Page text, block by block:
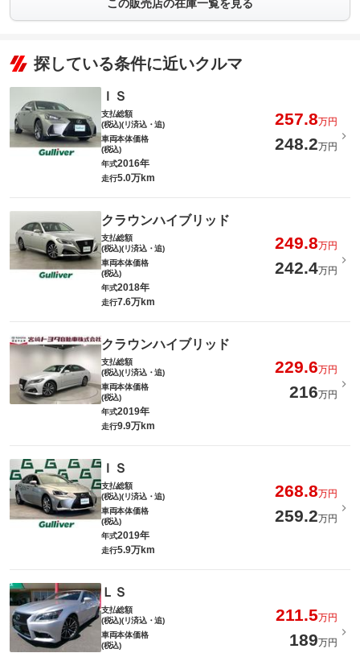
この販売店の在庫一覧を見る
探している条件に近いクルマ
ＩＳ
支払総額
(税込)(リ済込・追)
257.8万円
車両本体価格
(税込)
248.2万円
年式2016年
走行5.0万km
クラウンハイブリッド
支払総額
(税込)(リ済込・追)
249.8万円
車両本体価格
(税込)
242.4万円
年式2018年
走行7.6万km
クラウンハイブリッド
支払総額
(税込)(リ済込・追)
229.6万円
車両本体価格
(税込)
216万円
年式2019年
走行9.9万km
ＩＳ
支払総額
(税込)(リ済込・追)
268.8万円
車両本体価格
(税込)
259.2万円
年式2019年
走行5.9万km
ＬＳ
支払総額
(税込)(リ済込・追)
211.5万円
車両本体価格
(税込)
189万円